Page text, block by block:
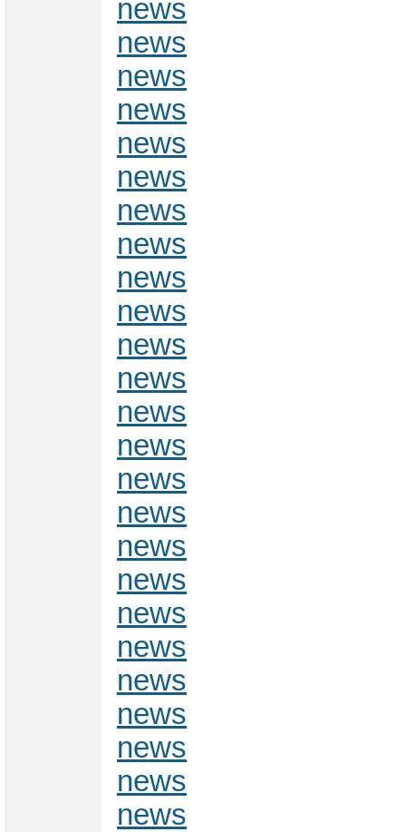
news
news
news
news
news
news
news
news
news
news
news
news
news
news
news
news
news
news
news
news
news
news
news
news
news